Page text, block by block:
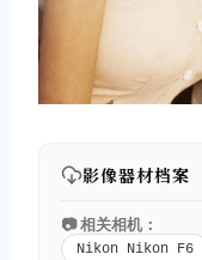
影像器材档案
📷 相关相机：
Nikon Nikon F6